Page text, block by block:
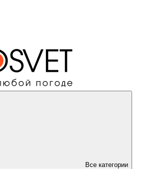
Все категории